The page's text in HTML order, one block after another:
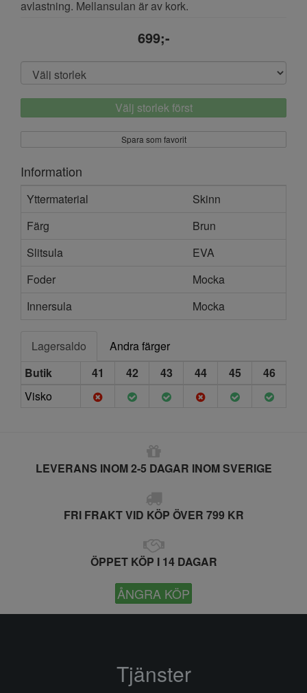
avlastning. Mellansulan är av kork.
699;-
Välj storlek först
Spara som favorit
Information
Yttermaterial
Skinn
Färg
Brun
Slitsula
EVA
Foder
Mocka
Innersula
Mocka
Lagersaldo
Andra färger
Butik
41 42 43 44 45
46
Visko
LEVERANS INOM 2-5 DAGAR INOM SVERIGE
FRI FRAKT VID KÖP ÖVER 799 KR
ÖPPET KÖP I 14 DAGAR
ÅNGRA KÖP
Tjänster